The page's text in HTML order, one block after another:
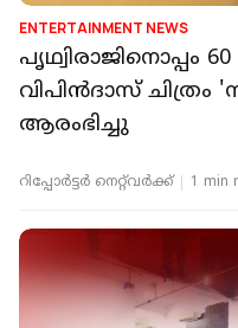
ENTERTAINMENT NEWS
വിപിൻദാസ് ചിത്രം
ആരംഭിച്ചു
റിപ്പോർട്ടർ നെറ്റ്‌വര്‍ക്ക്‌ 1 min